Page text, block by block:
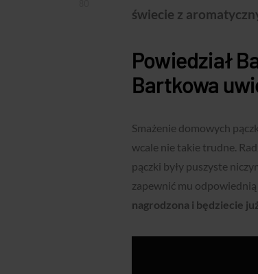
świecie z
Powiedział
Bartkowa
Smażenie domowych
wcale nie takie trudne.
pączki były puszyste
zapewnić mu
nagrodzona i będziecie